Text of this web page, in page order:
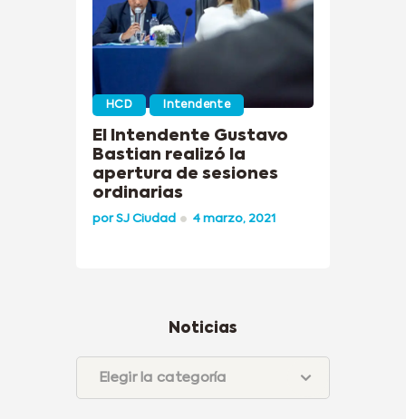
HCD Intendente
El Intendente Gustavo
Bastian realizó la
apertura de sesiones
ordinarias
porSJ Ciudad 4 marzo, 2021
Noticias